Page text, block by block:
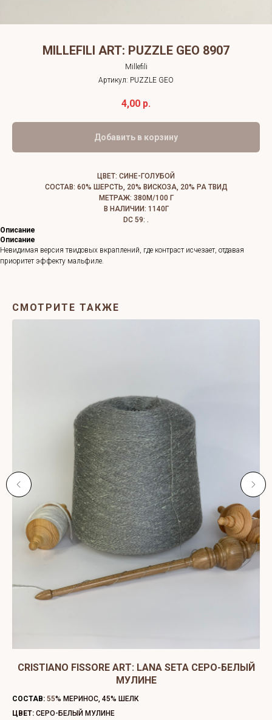
MILLEFILI ART: PUZZLE GEO 8907
Millefili
Артикул: PUZZLE GEO
4,00 р.
Добавить в корзину
ЦВЕТ: СИНЕ-ГОЛУБОЙ
СОСТАВ: 60% ШЕРСТЬ, 20% ВИСКОЗА, 20% РА ТВИД
МЕТРАЖ: 380М/100 Г
В НАЛИЧИИ: 1140Г
DC 59: .
Описание
Описание
Невидимая версия твидовых вкраплений, где контраст исчезает, отдавая
приоритет эффекту мальфиле.
СМОТРИТЕ ТАКЖЕ
CRISTIANO FISSORE ART: LANA SETA СЕРО-БЕЛЫЙ
МУЛИНЕ
СОСТАВ: 55% МЕРИНОС, 45% ШЕЛК
ЦВЕТ: СЕРО-БЕЛЫЙ МУЛИНЕ